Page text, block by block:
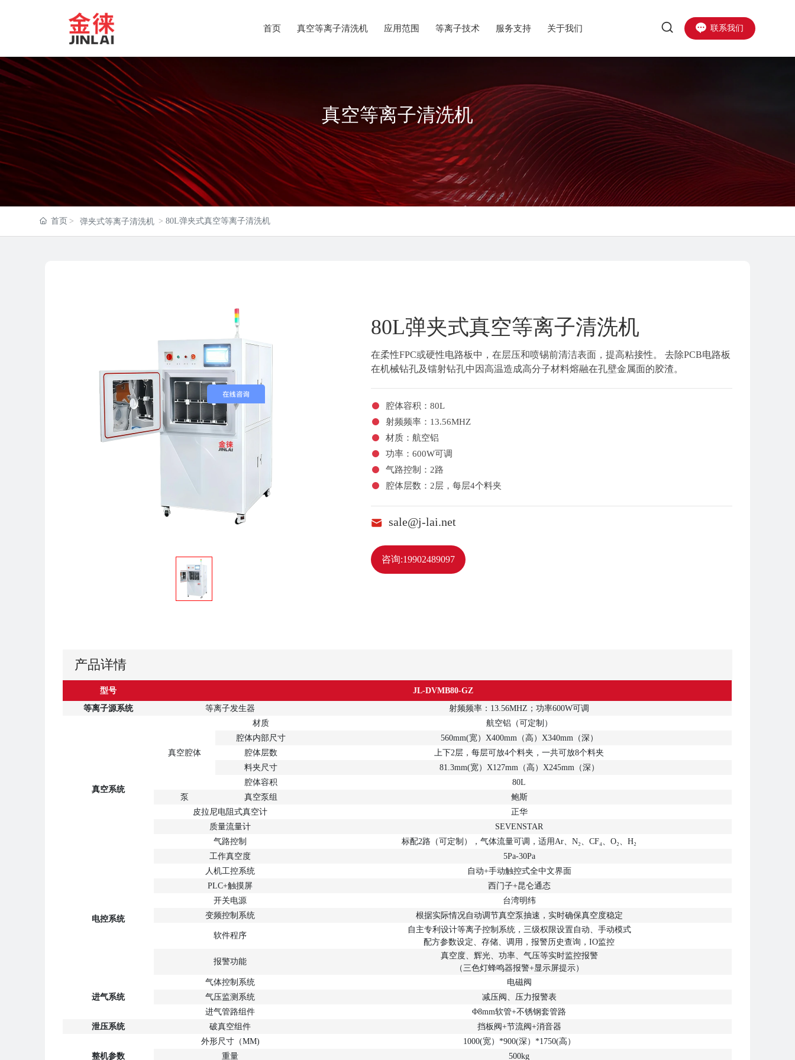
首页 真空等离子清洗机 应用范围 等离子技术 服务支持 关于我们 联系我们
真空等离子清洗机
首页 弹夹式等离子清洗机 80L弹夹式真空等离子清洗机
80L弹夹式真空等离子清洗机
在柔性FPC或硬性电路板中，在层压和喷锡前清洁表面，提高粘接性。 去除PCB电路板
在机械钻孔及镭射钻孔中因高温造成高分子材料熔融在孔壁金属面的胶渣。
腔体容积：80L
射频频率：13.56MHZ
材质：航空铝
功率：600W可调
气路控制：2路
腔体层数：2层，每层4个料夹
sale@j-lai.net
咨询:19902489097
产品详情
型号 JL-DVMB80-GZ
等离子源系统
等离子发生器 射频频率：13.56MHZ；功率600W可调
真空系统
真空腔体
材质
航空铝（可定制）
腔体内部尺寸
560mm(宽）X400mm（高）X340mm（深）
腔体层数
上下2层，每层可放4个料夹，一共可放8个料夹
料夹尺寸
81.3mm(宽）X127mm（高）X245mm（深）
腔体容积
80L
泵
真空泵组
鲍斯
皮拉尼电阻式真空计
正华
质量流量计
SEVENSTAR
气路控制
标配2路（可定制），气体流量可调，适用Ar、N₂、CF₄、O₂、H₂
工作真空度
5Pa-30Pa
电控系统
人机工控系统
自动+手动触控式全中文界面
PLC+触摸屏
西门子+昆仑通态
开关电源
台湾明纬
变频控制系统
根据实际情况自动调节真空泵抽速，实时确保真空度稳定
软件程序
自主专利设计等离子控制系统，三级权限设置自动、手动模式
配方参数设定、存储、调用，报警历史查询，IO监控
报警功能
真空度、辉光、功率、气压等实时监控报警
（三色灯蜂鸣器报警+显示屏提示）
进气系统
气体控制系统
电磁阀
气压监测系统
减压阀、压力报警表
进气管路组件
Φ8mm软管+不锈钢套管路
泄压系统
破真空组件 挡板阀+节流阀+消音器
整机参数
外形尺寸（MM)
1000(宽）*900(深）*1750(高）
重量
500kg